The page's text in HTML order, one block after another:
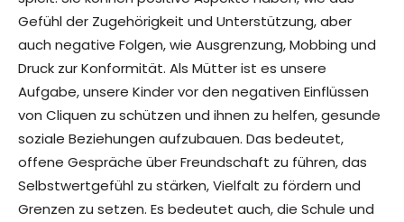
Gefühl der Zugehörigkeit und Unterstützung, aber
auch negative Folgen, wie Ausgrenzung, Mobbing und
Druck zur Konformität. Als Mütter ist es unsere
Aufgabe, unsere Kinder vor den negativen Einflüssen
von Cliquen zu schützen und ihnen zu helfen, gesunde
soziale Beziehungen aufzubauen. Das bedeutet,
offene Gespräche über Freundschaft zu führen, das
Selbstwertgefühl zu stärken, Vielfalt zu fördern und
Grenzen zu setzen. Es bedeutet auch, die Schule und